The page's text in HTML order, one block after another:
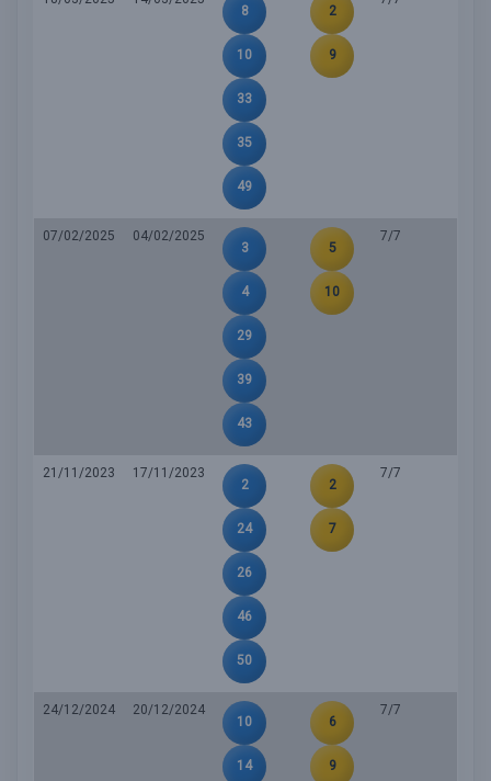
8
10
33
35
49
2
9
07/02/2025
04/02/2025
3
4
29
39
43
5
10
7/7
21/11/2023
17/11/2023
2
24
26
46
50
2
7
7/7
24/12/2024
20/12/2024
10
14
6
9
7/7